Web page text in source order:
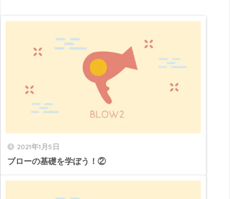
2021年1月5日
ブローの基礎を学ぼう！②